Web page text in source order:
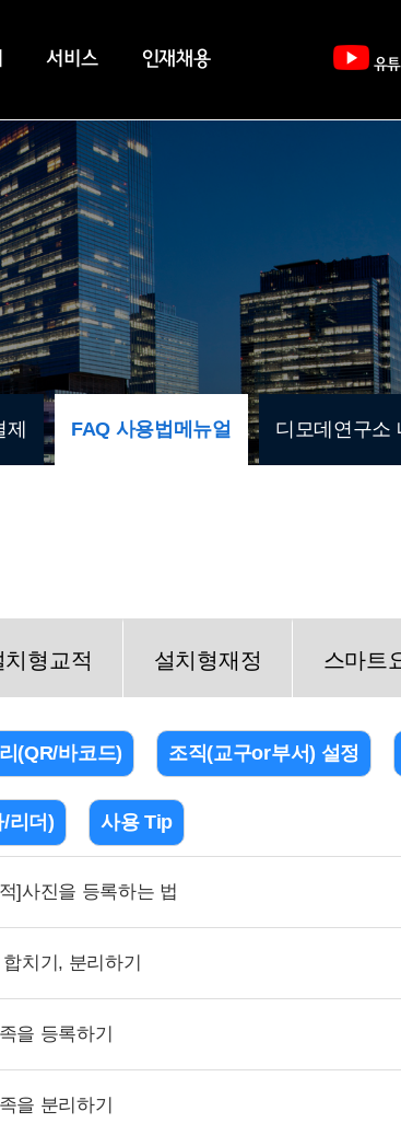
서비스 인재채용 유
FAQ 사용법메뉴얼 디모데연구소
치형교적 설치형재정 스마트
(QR/바코드) 조직(교구or부서) 설정
리더) 사용 Tip
]사진을 등록하는 법
치기, 분리하기
을 등록하기
을 분리하기